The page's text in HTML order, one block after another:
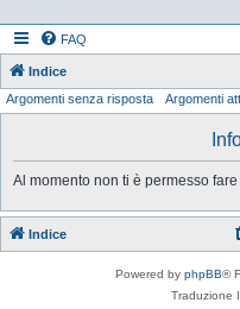
FAQ
Indice
Argomenti senza risposta Argomenti
Al momento non ti è permesso
Indice
Powered by phpBB®
Traduzione